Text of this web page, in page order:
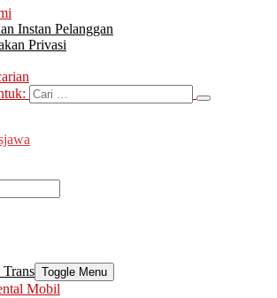
Instan Pelanggan
Privasi
Toggle Menu
Mobil